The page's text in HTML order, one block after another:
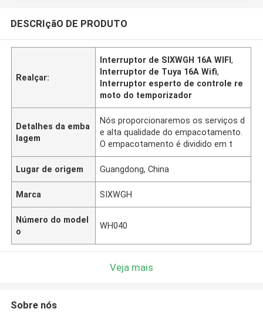
DESCRIçãO DE PRODUTO
Realçar:
Interruptor de SIXWGH 16A WIFI,
Interruptor de Tuya 16A Wifi,
Interruptor esperto de controle re
moto do temporizador
Detalhes da emba
lagem
Nós proporcionaremos os serviços d
e alta qualidade do empacotamento.
O empacotamento é dividido em t
Lugar de origem Guangdong, China
Marca SIXWGH
Número do model
o
WH040
Veja mais
Sobre nós